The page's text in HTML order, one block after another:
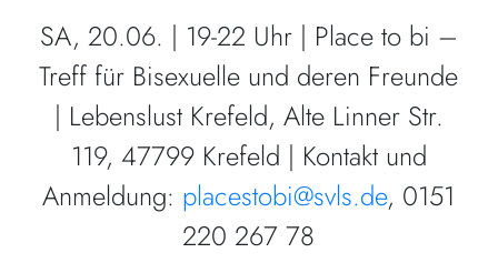
SA, 20.06. | 19-22 Uhr | Place to bi –
Treff für Bisexuelle und deren Freunde
| Lebenslust Krefeld, Alte Linner Str.
119, 47799 Krefeld | Kontakt und
Anmeldung: placestobi@svls.de, 0151
220 267 78